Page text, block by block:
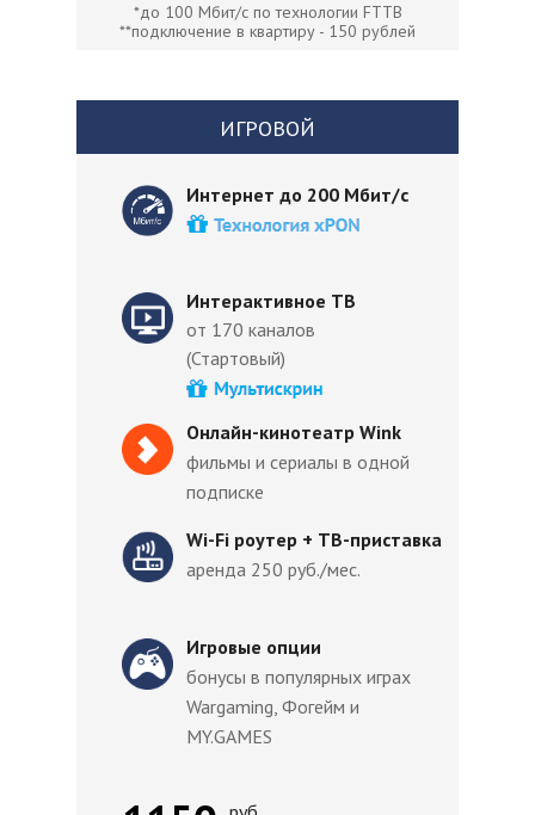
ИГРОВОЙ
Интерактивное ТВ
от 170 каналов
(Стартовый)
Интернет до 200 Мбит/с
*до 100 Мбит/с по технологии FTTB
**подключение в квартиру - 150 рублей
Онлайн-кинотеатр Wink
фильмы и сериалы в одной
подписке
Игровые опции
бонусы в популярных играх
Wargaming, Фогейм и
MY.GAMES
Wi-Fi роутер + ТВ-приставка
аренда 250 руб./мес.